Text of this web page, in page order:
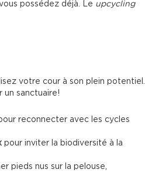
possédez déjà. Le upcycling
votre cour à son plein potentiel.
un sanctuaire!
reconnecter avec les cycles
pour inviter la biodiversité à la
pieds nus sur la pelouse,